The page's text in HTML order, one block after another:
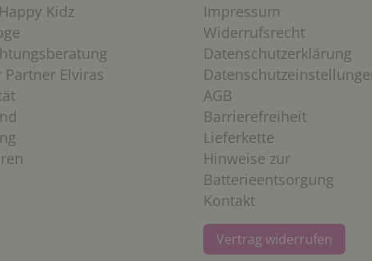
Kidz
Partner Elviras
Impressum
Widerrufsrecht
Datenschutzerklärung
AGB
Barrierefreiheit
Lieferkette
Hinweise zur
Batterieentsorgung
Kontakt
Vertrag widerrufen